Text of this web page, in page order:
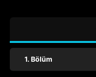
1. Bölüm